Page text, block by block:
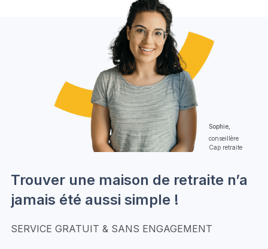
Sophie,
conseillère
Cap retraite
Trouver une maison de retraite n’a
jamais été aussi simple !
SERVICE GRATUIT & SANS ENGAGEMENT